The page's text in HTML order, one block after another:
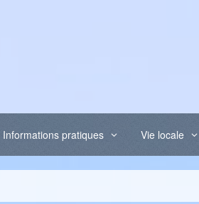
Informations pratiques Vie locale